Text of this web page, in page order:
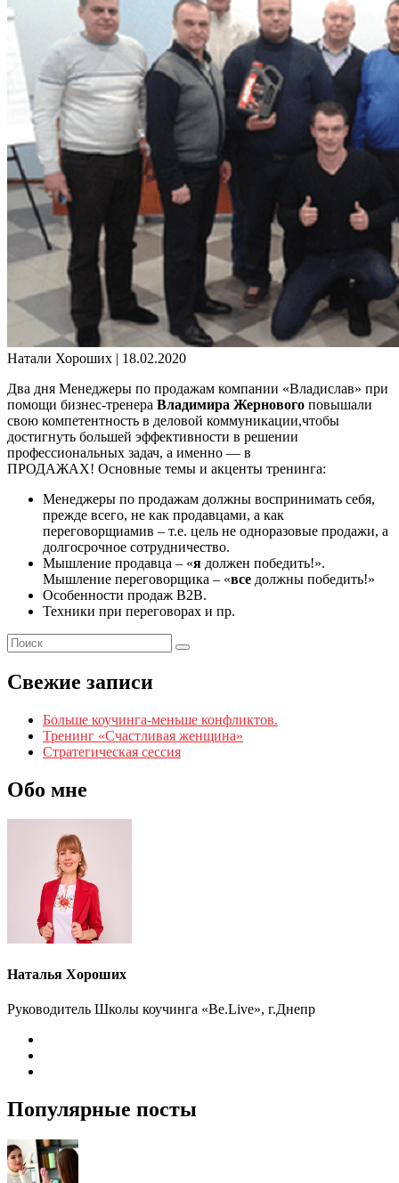
Натали Хороших | 18.02.2020
Два дня Менеджеры по продажам компании «Владислав» при
помощи бизнес-тренера Владимира Жернового повышали
свою компетентность в деловой коммуникации,чтобы
достигнуть большей эффективности в решении
профессиональных задач, а именно — в
ПРОДАЖАХ! Основные темы и акценты тренинга:
Менеджеры по продажам должны воспринимать себя,
прежде всего, не как продавцами, а как
переговорщиамив – т.е. цель не одноразовые продажи, а
долгосрочное сотрудничество.
Мышление продавца – «я должен победить!».
Мышление переговорщика – «все должны победить!»
Особенности продаж В2В.
Техники при переговорах и пр.
Свежие записи
Больше коучинга-меньше конфликтов.
Тренинг «Счастливая женщина»
Стратегическая сессия
Обо мне
Наталья Хороших
Руководитель Школы коучинга «Be.Live», г.Днепр
Популярные посты